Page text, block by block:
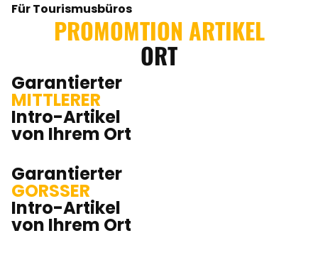
Für Tourismusbüros
PROMOMTION ARTIKEL
ORT
Garantierter
MITTLERER
Intro-Artikel
von Ihrem Ort
Garantierter
GORSSER
Intro-Artikel
von Ihrem Ort